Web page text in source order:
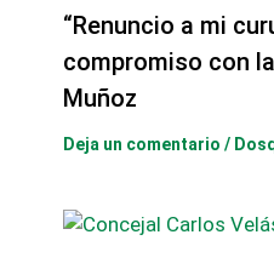
“Renuncio a mi
compromiso con
Muñoz
Deja un comentario /